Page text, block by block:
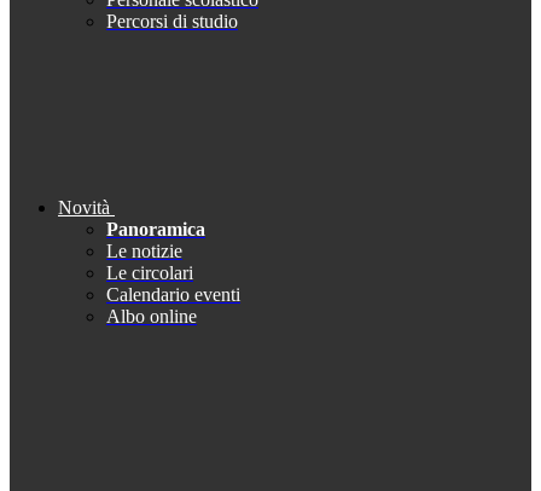
Percorsi di studio
Novità
Panoramica
Le notizie
Le circolari
Calendario eventi
Albo online